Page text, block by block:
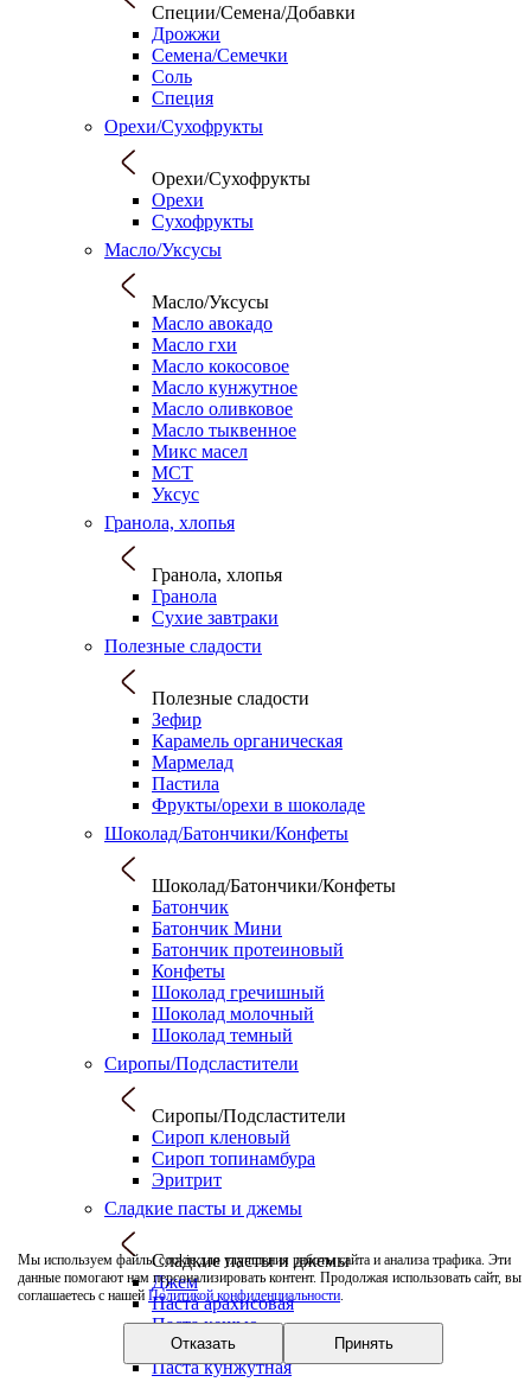
Мы используем файлы cookie для улучшения работы сайта и анализа трафика. Эти
данные помогают нам персонализировать контент. Продолжая использовать сайт, вы
соглашаетесь с нашей Политикой конфиденциальности.
Отказать Принять
Специи/Семена/Добавки
Дрожжи
Семена/Семечки
Соль
Специя
Орехи/Сухофрукты
Орехи/Сухофрукты
Орехи
Сухофрукты
Масло/Уксусы
Масло/Уксусы
Масло авокадо
Масло гхи
Масло кокосовое
Масло кунжутное
Масло оливковое
Масло тыквенное
Микс масел
МСТ
Уксус
Гранола, хлопья
Гранола, хлопья
Гранола
Сухие завтраки
Полезные сладости
Полезные сладости
Зефир
Карамель органическая
Мармелад
Пастила
Фрукты/орехи в шоколаде
Шоколад/Батончики/Конфеты
Шоколад/Батончики/Конфеты
Батончик
Батончик Мини
Батончик протеиновый
Конфеты
Шоколад гречишный
Шоколад молочный
Шоколад темный
Сиропы/Подсластители
Сиропы/Подсластители
Сироп кленовый
Сироп топинамбура
Эритрит
Сладкие пасты и джемы
Сладкие пасты и джемы
Джем
Паста арахисовая
Паста кешью
Паста кокосовая
Паста кунжутная